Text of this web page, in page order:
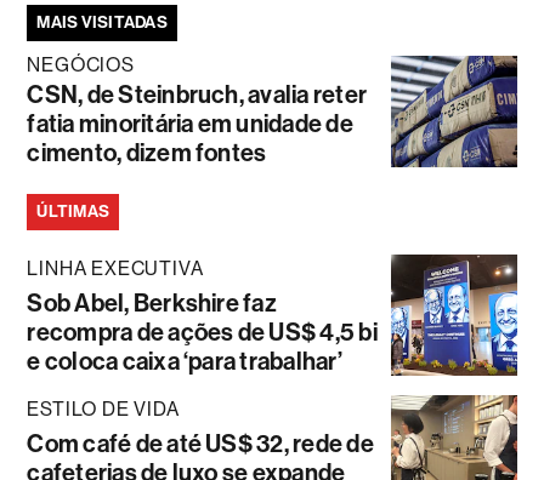
MAIS VISITADAS
NEGÓCIOS
CSN, de Steinbruch, avalia reter
fatia minoritária em unidade de
cimento, dizem fontes
ÚLTIMAS
LINHA EXECUTIVA
Sob Abel, Berkshire faz
recompra de ações de US$ 4,5 bi
e coloca caixa ‘para trabalhar’
ESTILO DE VIDA
Com café de até US$ 32, rede de
cafeterias de luxo se expande